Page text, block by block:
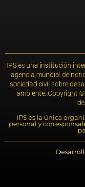
IPS es una institución
agencia mundial de
sociedad civil sobre
ambiente. Copyright ©
IPS es la única
personal y